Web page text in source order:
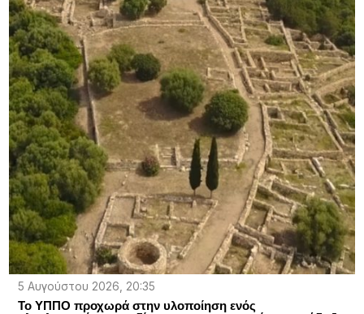
5 Αυγούστου 2026, 20:35
Το ΥΠΠΟ προχωρά στην υλοποίηση ενός